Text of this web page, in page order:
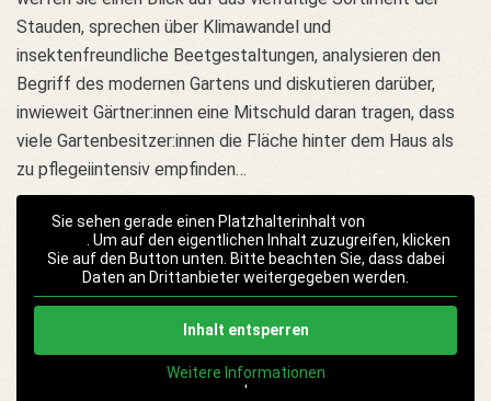
Stauden, sprechen über Klimawandel und
insektenfreundliche Beetgestaltungen, analysieren den
Begriff des modernen Gartens und diskutieren darüber,
inwieweit Gärtner:innen eine Mitschuld daran tragen, dass
viele Gartenbesitzer:innen die Fläche hinter dem Haus als
zu pflegeiintensiv empfinden…
Sie sehen gerade einen Platzhalterinhalt von
. Um auf den eigentlichen Inhalt zuzugreifen, klicken
Sie auf den Button unten. Bitte beachten Sie, dass dabei
Daten an Drittanbieter weitergegeben werden.
Inhalt entsperren
Weitere Informationen
'